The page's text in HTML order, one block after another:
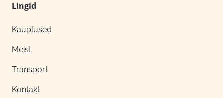
Lingid
Kauplused
Meist
Transport
Kontakt